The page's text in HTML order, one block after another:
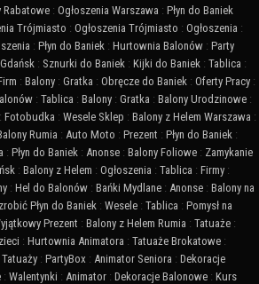
Rabatowe : Ogłoszenia Warszawa : Płyn do Baniek
Trójmiasto : Ogłoszenia Trójmiasto : Ogłoszenia :
: Płyn do Baniek : Hurtownia Balonów : Party
: Sznurki do Baniek : Kijki do Baniek : Tablica :
: Balony : Gratka : Obręcze do Baniek : Oferty Pracy :
: Tablica : Balony : Gratka : Balony Urodzinowe :
: Fotobudka : Wesele Sklep : Balony z Helem Warszawa :
Rumia : Auto Moto : Prezent : Płyn do Baniek :
: Płyn do Baniek : Anonse : Balony Foliowe : Zamykanie
: Balony z Helem : Ogłoszenia : Tablica : Firmy :
: Hel do Balonów : Bańki Mydlane : Anonse : Balony na
Płyn do Baniek : Wesele : Tablica : Pomysł na
Prezent : Balony z Helem Rumia : Tatuaże :
: Hurtownia Animatora : Tatuaże Brokatowe :
: PartyBox : Animator Seniora : Dekoracje
: Walentynki : Animator : Dekoracje Balonowe : Kurs